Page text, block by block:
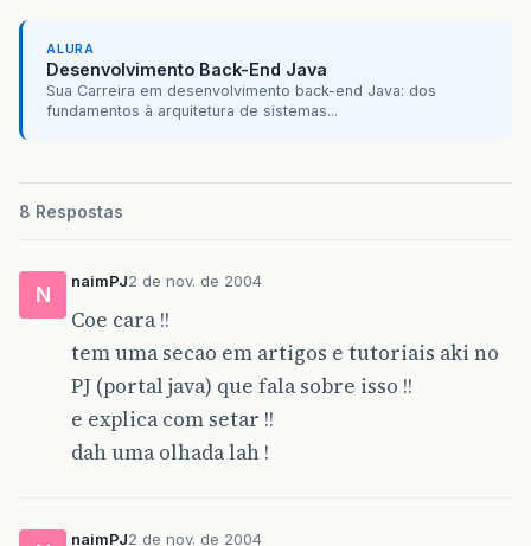
ALURA
Desenvolvimento Back-End Java
Sua Carreira em desenvolvimento back-end Java: dos
fundamentos à arquitetura de sistemas...
8 Respostas
N
naimPJ2 de nov. de 2004
Coe cara !!
tem uma secao em artigos e tutoriais aki no
PJ (portal java) que fala sobre isso !!
e explica com setar !!
dah uma olhada lah !
naimPJ2 de nov. de 2004